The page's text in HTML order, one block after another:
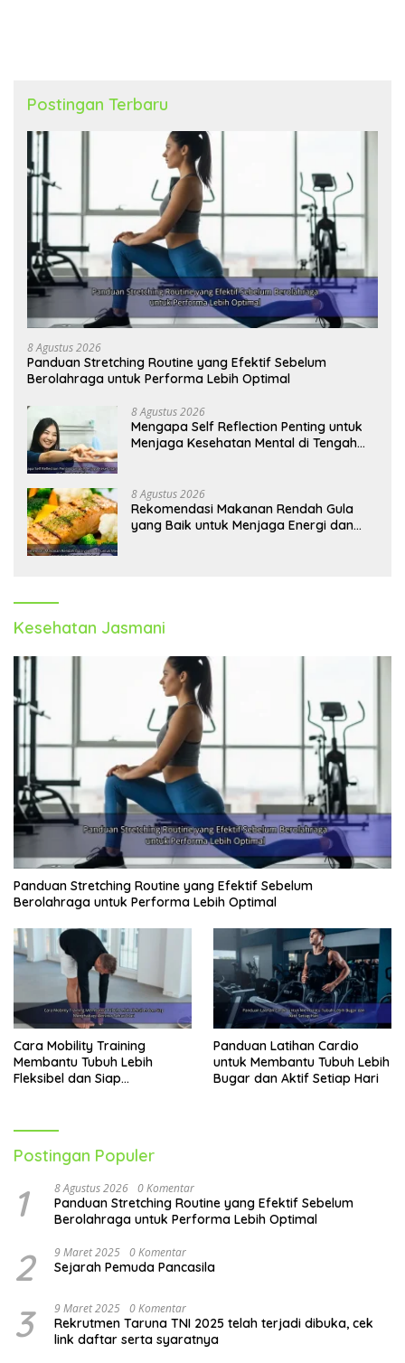
Postingan Terbaru
8 Agustus 2026
Panduan Stretching Routine yang Efektif Sebelum
Berolahraga untuk Performa Lebih Optimal
8 Agustus 2026
Mengapa Self Reflection Penting untuk
Menjaga Kesehatan Mental di Tengah
8 Agustus 2026
Rekomendasi Makanan Rendah Gula
yang Baik untuk Menjaga Energi dan
Kesehatan Jasmani
Panduan Stretching Routine yang Efektif Sebelum
Berolahraga untuk Performa Lebih Optimal
Cara Mobility Training
Membantu Tubuh Lebih
Fleksibel dan Siap
Panduan Latihan Cardio
untuk Membantu Tubuh Lebih
Bugar dan Aktif Setiap Hari
Postingan Populer
1 8 Agustus 2026 0 Komentar
Panduan Stretching Routine yang Efektif Sebelum
Berolahraga untuk Performa Lebih Optimal
2 9 Maret 2025 0 Komentar
Sejarah Pemuda Pancasila
3 9 Maret 2025 0 Komentar
Rekrutmen Taruna TNI 2025 telah terjadi dibuka, cek
link daftar serta syaratnya